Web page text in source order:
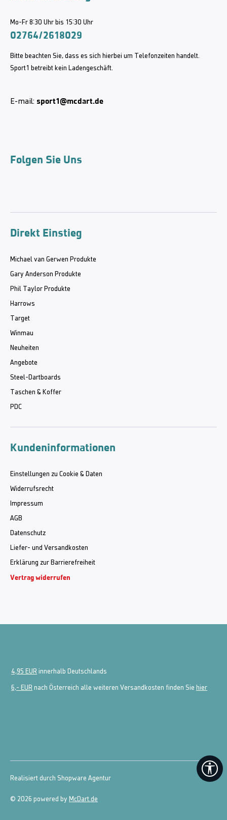
Mo-Fr 8:30 Uhr bis 15:30 Uhr
02764/2618029
Bitte beachten Sie, dass es sich hierbei um Telefonzeiten handelt.
Sport1 betreibt kein Ladengeschäft.
E-mail: sport1@mcdart.de
Folgen Sie Uns
Direkt Einstieg
Michael van Gerwen Produkte
Gary Anderson Produkte
Phil Taylor Produkte
Harrows
Target
Winmau
Neuheiten
Angebote
Steel-Dartboards
Taschen & Koffer
PDC
Kundeninformationen
Einstellungen zu Cookie & Daten
Widerrufsrecht
Impressum
AGB
Datenschutz
Liefer- und Versandkosten
Erklärung zur Barrierefreiheit
Vertrag widerrufen
4,95 EUR innerhalb Deutschlands
6,- EUR nach Österreich alle weiteren Versandkosten finden Sie hier
© 2026 powered by McDart.de
Realisiert durch Shopware Agentur